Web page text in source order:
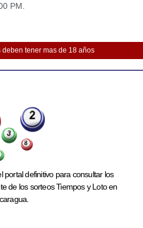
PM.
deben tener mas de 18 años
portal definitivo para consultar los
de los sorteos Tiempos y Loto en